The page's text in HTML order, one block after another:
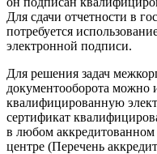
Для сдачи отчетности в
потребуется
электронной подписи.
Для решения задач
документооборота можно
квалифицированную
сертификат
в любом
центре (Перечень